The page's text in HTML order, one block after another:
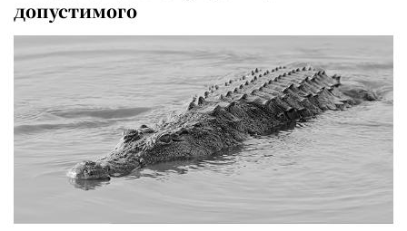
допустимого